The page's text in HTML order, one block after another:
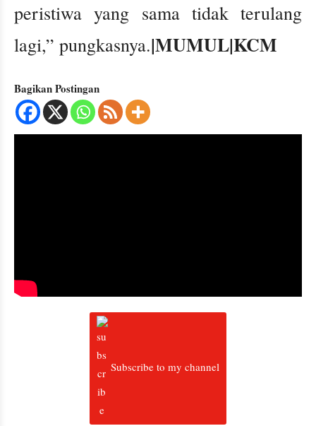
peristiwa yang sama tidak terulang
lagi,” pungkasnya.|MUMUL|KCM
Bagikan Postingan
Subscribe to my channel